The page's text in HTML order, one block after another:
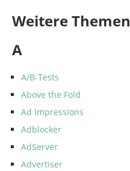
Weitere Themen
A
A/B-Tests
Above the Fold
Ad Impressions
Adblocker
AdServer
Advertiser